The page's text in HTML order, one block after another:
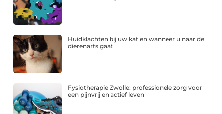
Huidklachten bij uw kat en wanneer u naar de
dierenarts gaat
Fysiotherapie Zwolle: professionele zorg voor
een pijnvrij en actief leven